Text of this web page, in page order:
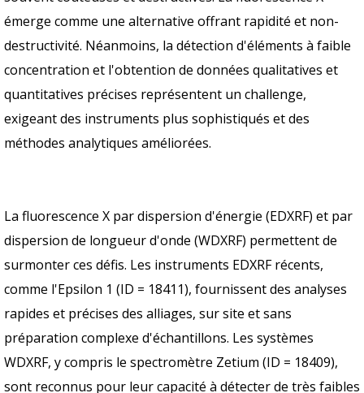
émerge comme une alternative offrant rapidité et non-
destructivité. Néanmoins, la détection d'éléments à faible
concentration et l'obtention de données qualitatives et
quantitatives précises représentent un challenge,
exigeant des instruments plus sophistiqués et des
méthodes analytiques améliorées.
La fluorescence X par dispersion d'énergie (EDXRF) et par
dispersion de longueur d'onde (WDXRF) permettent de
surmonter ces défis. Les instruments EDXRF récents,
comme l'Epsilon 1 (ID = 18411), fournissent des analyses
rapides et précises des alliages, sur site et sans
préparation complexe d'échantillons. Les systèmes
WDXRF, y compris le spectromètre Zetium (ID = 18409),
sont reconnus pour leur capacité à détecter de très faibles